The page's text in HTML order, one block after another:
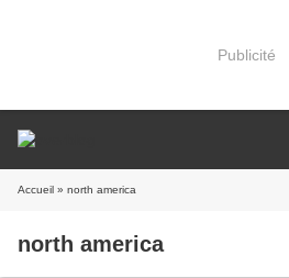
Publicité
Accueil » north america
north america